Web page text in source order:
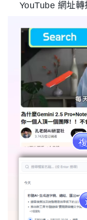
YouTube 網址轉